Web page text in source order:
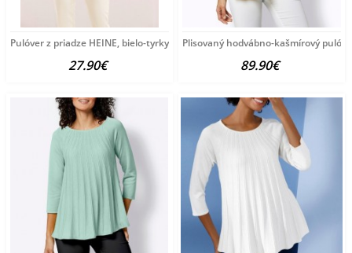
Pulóver z priadze HEINE, bielo-tyrkysový
27.90€
Plisovaný hodvábno-kašmírový
89.90€